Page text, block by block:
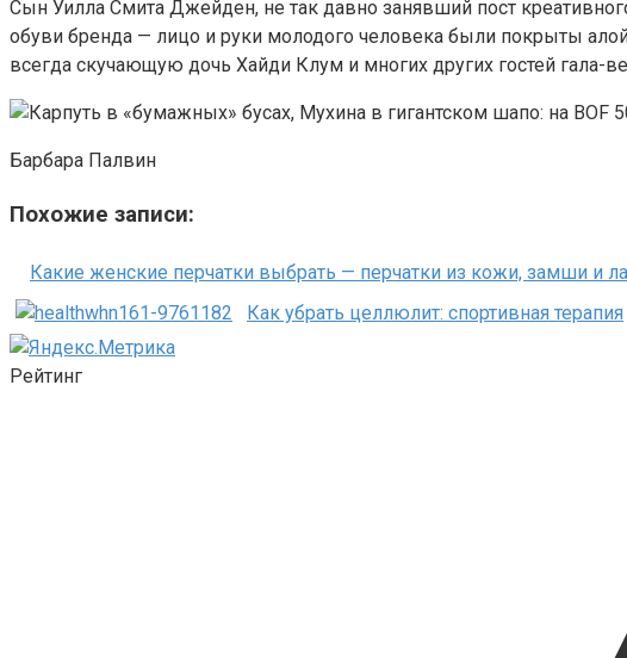
Сын Уилла Смита Джейден, не так давно занявший пост
обуви бренда — лицо и руки молодого человека были покрыты
всегда скучающую дочь Хайди Клум и многих других гостей гала-
Барбара Палвин
Похожие записи:
Какие женские перчатки выбрать — перчатки из кожи, замши и
Как убрать целлюлит: спортивная терапия
Рейтинг